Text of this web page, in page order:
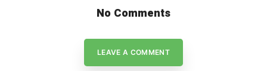
No Comments
LEAVE A COMMENT